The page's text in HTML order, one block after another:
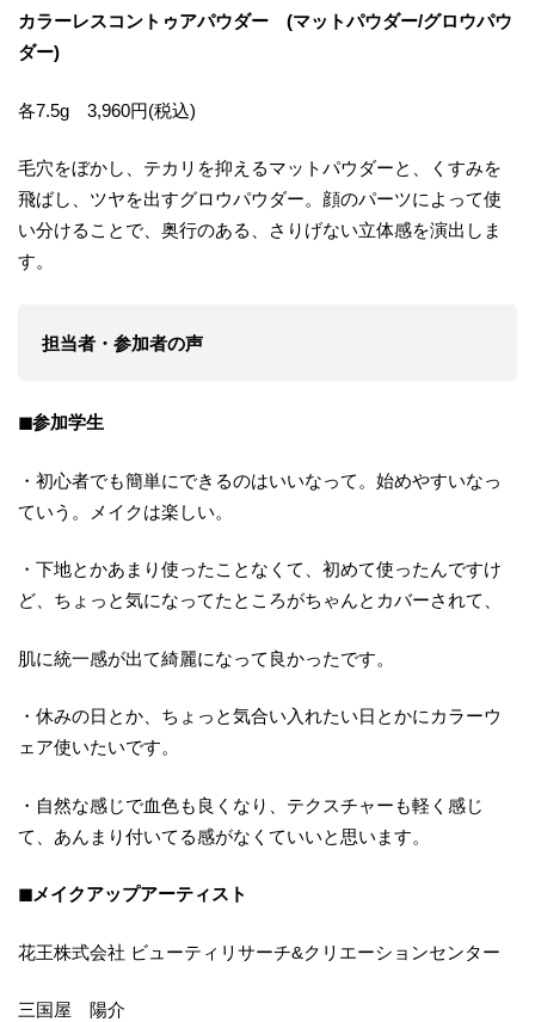
カラーレスコントゥアパウダー (マットパウダー/グロウパウ
ダー)
各7.5g 3,960円(税込)
毛穴をぼかし、テカリを抑えるマットパウダーと、くすみを
飛ばし、ツヤを出すグロウパウダー。顔のパーツによって使
い分けることで、奥行のある、さりげない立体感を演出しま
す。
担当者・参加者の声
◼参加学生
・初心者でも簡単にできるのはいいなって。始めやすいなっ
ていう。メイクは楽しい。
・下地とかあまり使ったことなくて、初めて使ったんですけ
ど、ちょっと気になってたところがちゃんとカバーされて、
肌に統一感が出て綺麗になって良かったです。
・休みの日とか、ちょっと気合い入れたい日とかにカラーウ
ェア使いたいです。
・自然な感じで血色も良くなり、テクスチャーも軽く感じ
て、あんまり付いてる感がなくていいと思います。
◼︎メイクアップアーティスト
花王株式会社 ビューティリサーチ&クリエーションセンター
三国屋 陽介